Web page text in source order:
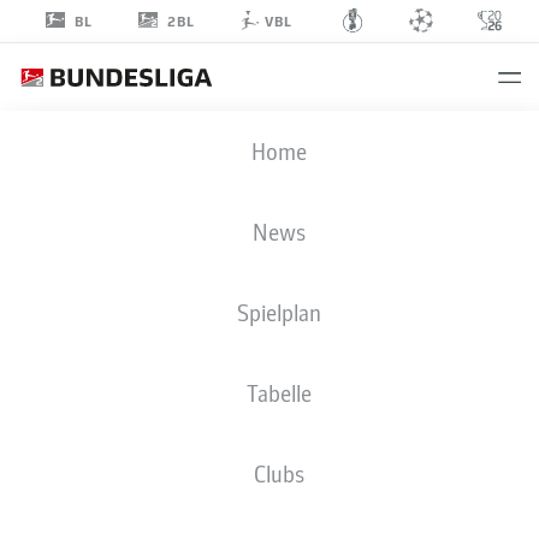
BL 2BL VBL
Home
News
Spielplan
Tabelle
Clubs